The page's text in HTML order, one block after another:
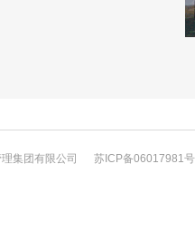
集团有限公司 苏ICP备06017981号